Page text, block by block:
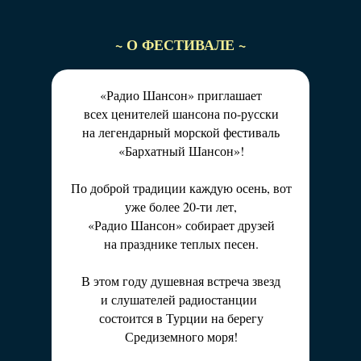
~ О ФЕСТИВАЛЕ ~
«Радио Шансон» приглашает
всех ценителей шансона по-русски
на легендарный морской фестиваль
«Бархатный Шансон»!
По доброй традиции каждую осень, вот
уже более 20-ти лет,
«Радио Шансон» собирает друзей
на празднике теплых песен.
В этом году душевная встреча звезд
и слушателей радиостанции
состоится в Турции на берегу
Средиземного моря!
атмосферой. Ежедневная развлекательная
подарит неповторимые мгновения веселья и
радости!
В этом году фестиваль состоится на
популярном турецком курорте в Белеке с
живописными пейзажами, высоким
инфраструктурой.
Добро пожаловать в семью «Радио
Шансон»!
«Радио Шансон»
атмосферой.
Ежедневная развлекательная программа
подарит неповторимые мгновения веселья и
радости!
В этом году фестиваль состоится на
популярном турецком курорте в Белеке с
высоким уровнем сервиса и развитой
инфраструктурой.
Добро пожаловать в семью «Радио
Шансон»!
Рустем Ахметшин, главный редактор
«Радио Шансон»